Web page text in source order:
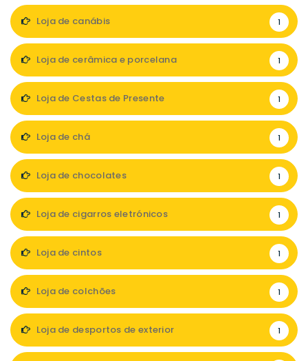
Loja de canábis 1
Loja de cerâmica e porcelana 1
Loja de Cestas de Presente 1
Loja de chá 1
Loja de chocolates 1
Loja de cigarros eletrónicos 1
Loja de cintos 1
Loja de colchões 1
Loja de desportos de exterior 1